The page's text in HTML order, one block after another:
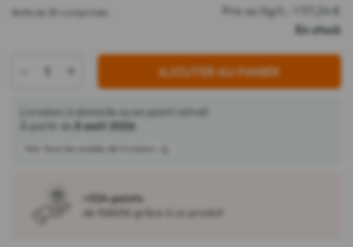
Boîte de 30 comprimés
Prix au Kg/L : 1 117,24 €
En stock
+ AJOUTER AU PANIER
Livraison à domicile ou en point retrait
À partir du 8 août 2026
Voir tous les modes de livraison
+324 points
de fidélité grâce à ce produit